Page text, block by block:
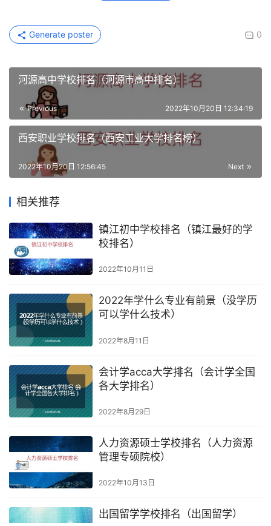
0
Generate poster
河源高中学校排名（河源市高中排名）
Previous 2022年10月20日 12:34:19
西安职业学校排名（西安工业大学排名榜）
Next
2022年10月20日 12:56:45
相关推荐
镇江初中学校排名（镇江最好的学
校排名）
2022年10月11日
2022年学什么专业有前景（没学历
可以学什么技术）
2022年8月11日
会计学acca大学排名（会计学全国
各大学排名）
2022年8月29日
人力资源硕士学校排名（人力资源
管理专硕院校）
2022年10月13日
出国留学学校排名（出国留学）